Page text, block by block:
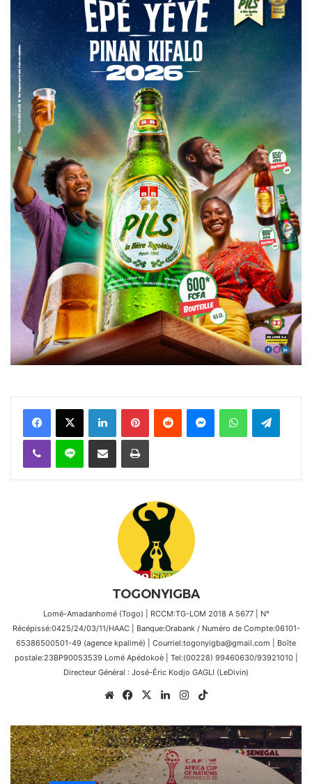
FacebookX Linkedin PinterestReddit MessengerWhatsAppTelegram
Viber Ligne Partager par email Imprimer
TOGONYIGBA
Lomé-Amadanhomé (Togo) | RCCM:TG-LOM 2018 A 5677 | N°
Récépissé:0425/24/03/11/HAAC | Banque:Orabank / Numéro de Compte:06101-
65386500501-49 (agence kpalimé) | Courriel:togonyigba@gmail.com | Boîte
postale:23BP90053539 Lomé Apédokoè | Tel:(00228) 99460630/93921010 |
Directeur Général : José-Éric Kodjo GAGLI (LeDivin)
WebsiteFacebook
X LinkedinInstagram